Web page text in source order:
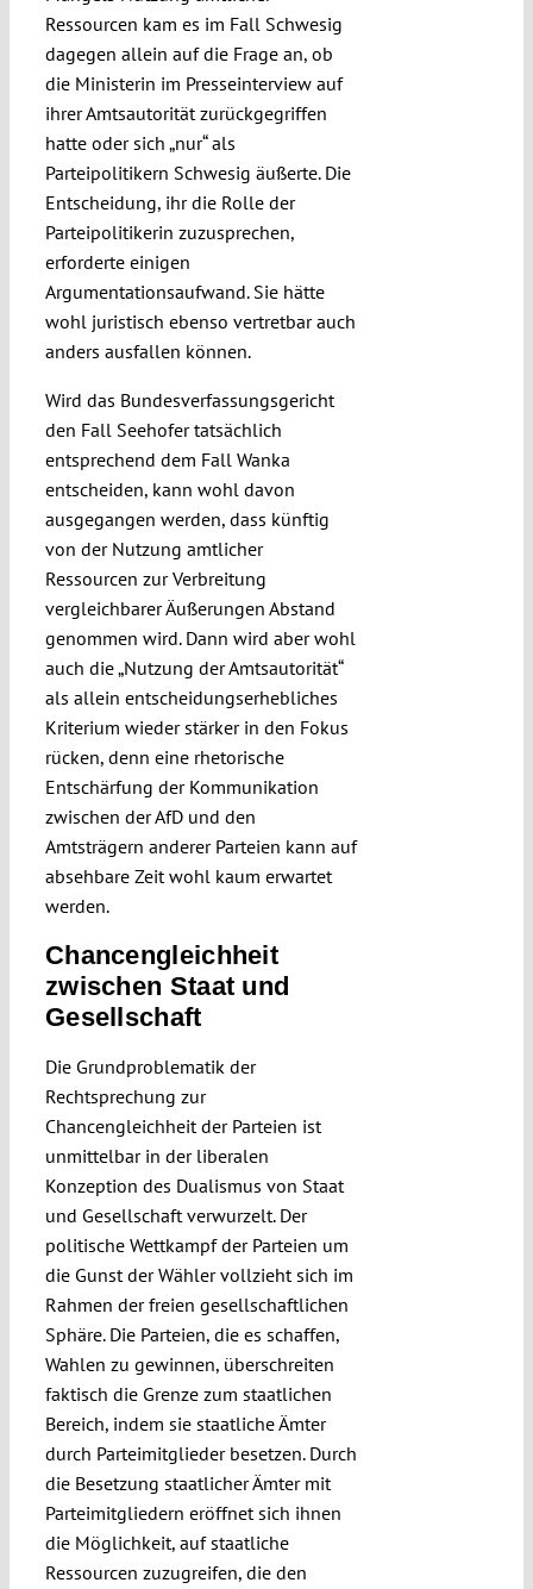
Ressourcen kam es im Fall Schwesig
dagegen allein auf die Frage an, ob
die Ministerin im Presseinterview auf
ihrer Amtsautorität zurückgegriffen
hatte oder sich „nur“ als
Parteipolitikern Schwesig äußerte. Die
Entscheidung, ihr die Rolle der
Parteipolitikerin zuzusprechen,
erforderte einigen
Argumentationsaufwand. Sie hätte
wohl juristisch ebenso vertretbar auch
anders ausfallen können.
Wird das Bundesverfassungsgericht
den Fall Seehofer tatsächlich
entsprechend dem Fall Wanka
entscheiden, kann wohl davon
ausgegangen werden, dass künftig
von der Nutzung amtlicher
Ressourcen zur Verbreitung
vergleichbarer Äußerungen Abstand
genommen wird. Dann wird aber wohl
auch die „Nutzung der Amtsautorität“
als allein entscheidungserhebliches
Kriterium wieder stärker in den Fokus
rücken, denn eine rhetorische
Entschärfung der Kommunikation
zwischen der AfD und den
Amtsträgern anderer Parteien kann auf
absehbare Zeit wohl kaum erwartet
werden.
Chancengleichheit
zwischen Staat und
Gesellschaft
Die Grundproblematik der
Rechtsprechung zur
Chancengleichheit der Parteien ist
unmittelbar in der liberalen
Konzeption des Dualismus von Staat
und Gesellschaft verwurzelt. Der
politische Wettkampf der Parteien um
die Gunst der Wähler vollzieht sich im
Rahmen der freien gesellschaftlichen
Sphäre. Die Parteien, die es schaffen,
Wahlen zu gewinnen, überschreiten
faktisch die Grenze zum staatlichen
Bereich, indem sie staatliche Ämter
durch Parteimitglieder besetzen. Durch
die Besetzung staatlicher Ämter mit
Parteimitgliedern eröffnet sich ihnen
die Möglichkeit, auf staatliche
Ressourcen zuzugreifen, die den